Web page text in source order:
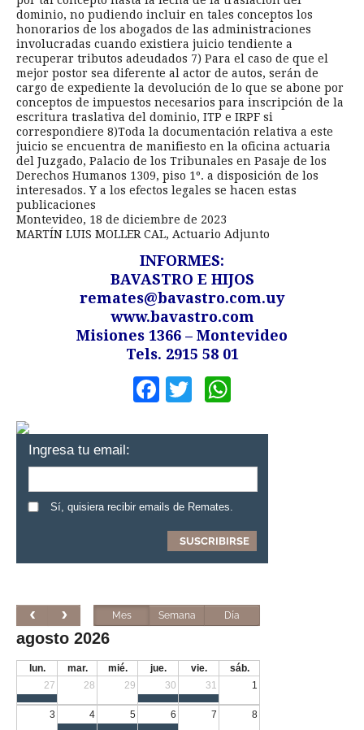
dominio, no pudiendo incluir en tales conceptos los
honorarios de los abogados de las administraciones
involucradas cuando existiera juicio tendiente a
recuperar tributos adeudados 7) Para el caso de que el
mejor postor sea diferente al actor de autos, serán de
cargo de expediente la devolución de lo que se abone por
conceptos de impuestos necesarios para inscripción de la
escritura traslativa del dominio, ITP e IRPF si
correspondiere 8)Toda la documentación relativa a este
juicio se encuentra de manifiesto en la oficina actuaria
del Juzgado, Palacio de los Tribunales en Pasaje de los
Derechos Humanos 1309, piso 1º. a disposición de los
interesados. Y a los efectos legales se hacen estas
publicaciones
Montevideo, 18 de diciembre de 2023
MARTÍN LUIS MOLLER CAL, Actuario Adjunto
INFORMES:
BAVASTRO E HIJOS
remates@bavastro.com.uy
www.bavastro.com
Misiones 1366 – Montevideo
Tels. 2915 58 01
Facebook
Twitter
Ingresa tu email:
Sí, quisiera recibir emails de Remates.
Mes Semana Día
agosto 2026
lun. mar. mié. jue. vie.
sáb.
27
28 29 30 31 1
3 4 5 6 7 8